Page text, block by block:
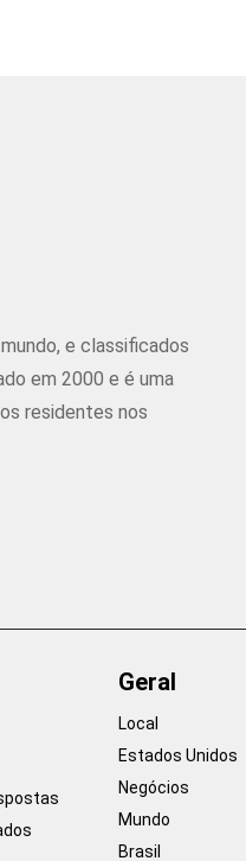
e classificados
em 2000 e é uma
residentes nos
Geral
Local
Estados Unidos
Negócios
Mundo
Brasil